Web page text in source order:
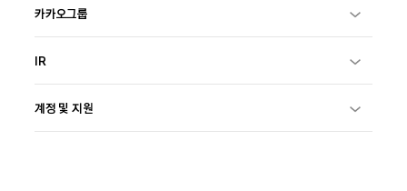
카카오그룹
IR
계정 및 지원